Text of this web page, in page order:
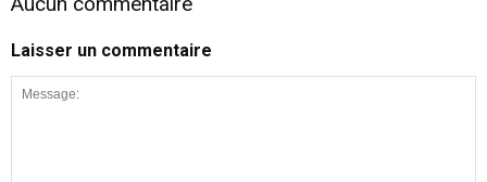
Laisser un commentaire